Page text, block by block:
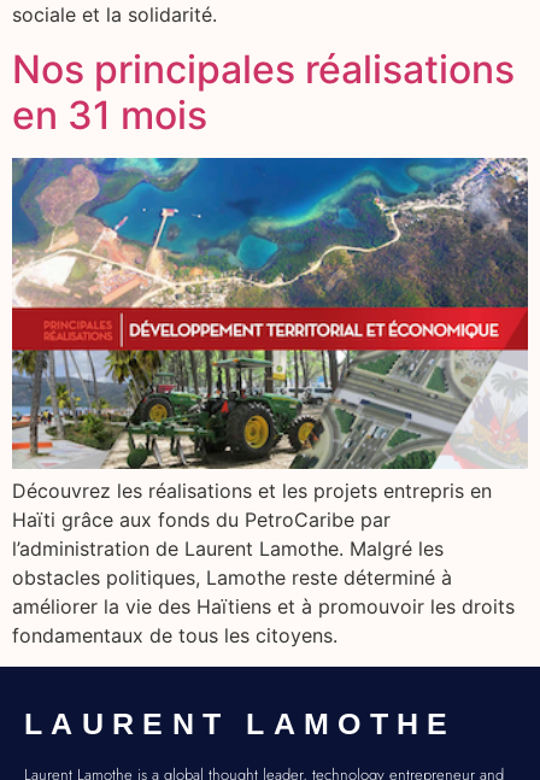
sociale et la solidarité.
Nos principales réalisations
en 31 mois
Découvrez les réalisations et les projets entrepris en
Haïti grâce aux fonds du PetroCaribe par
l’administration de Laurent Lamothe. Malgré les
obstacles politiques, Lamothe reste déterminé à
améliorer la vie des Haïtiens et à promouvoir les droits
fondamentaux de tous les citoyens.
LAURENT LAMOTHE
Laurent Lamothe is a global thought leader, technology entrepreneur and